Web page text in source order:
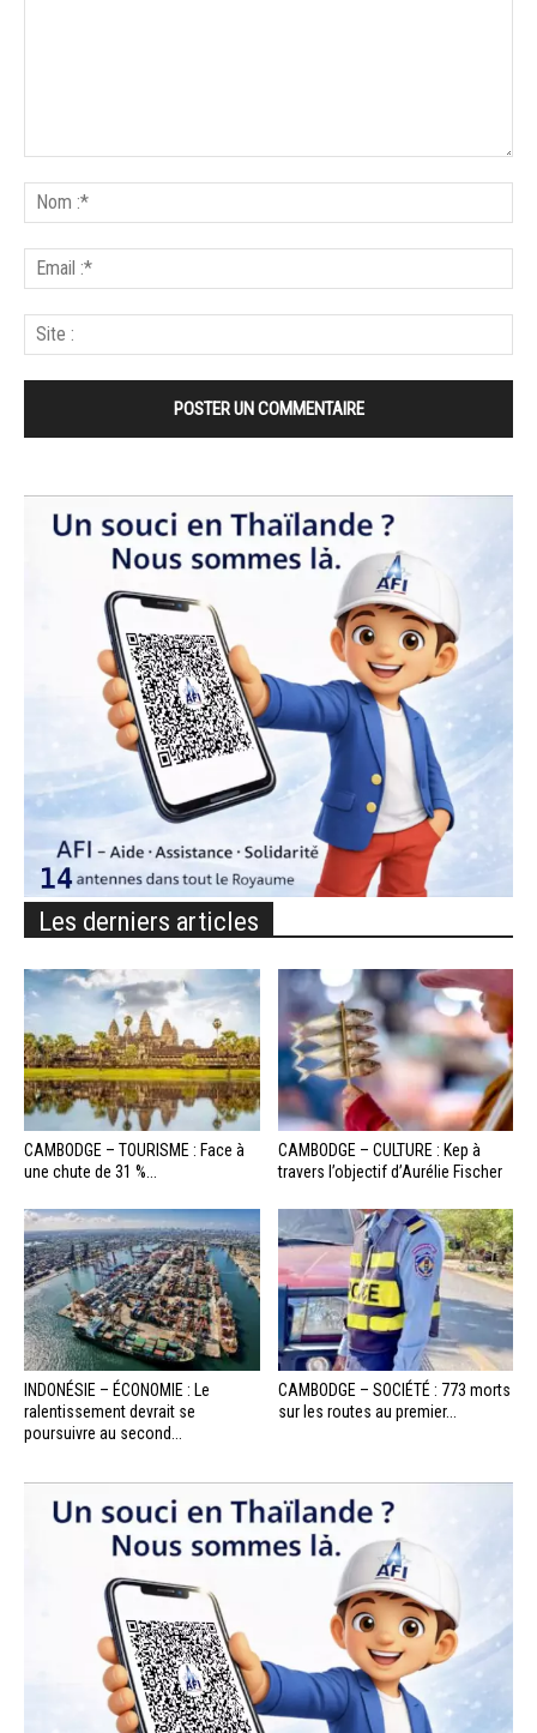
Les derniers articles
CAMBODGE – TOURISME : Face à
une chute de 31 %...
CAMBODGE – CULTURE : Kep à
travers l’objectif d’Aurélie Fischer
INDONÉSIE – ÉCONOMIE : Le
ralentissement devrait se
poursuivre au second...
CAMBODGE – SOCIÉTÉ : 773 morts
sur les routes au premier...